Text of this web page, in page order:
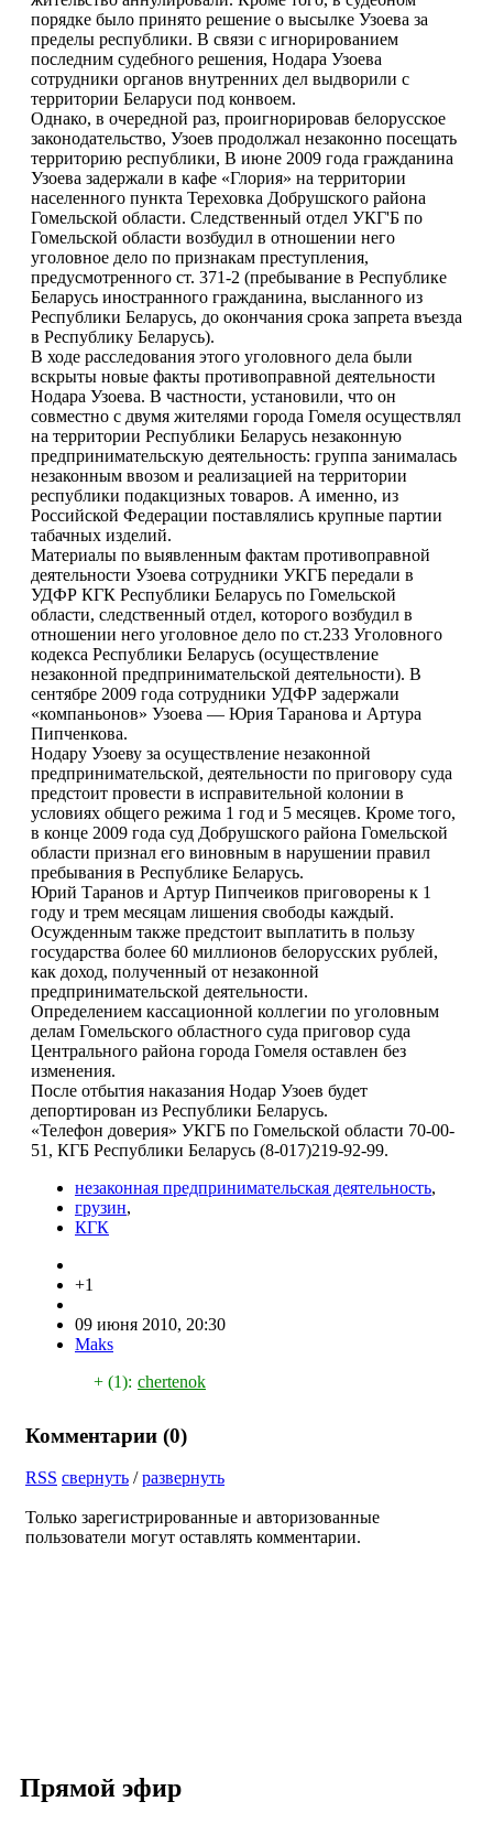
порядке было принято решение о высылке Узоева за
пределы республики. В связи с игнорированием
последним судебного решения, Нодара Узоева
сотрудники органов внутренних дел выдворили с
территории Беларуси под конвоем.
Однако, в очередной раз, проигнорировав белорусское
законодательство, Узоев продолжал незаконно посещать
территорию республики, В июне 2009 года гражданина
Узоева задержали в кафе «Глория» на территории
населенного пункта Тереховка Добрушского района
Гомельской области. Следственный отдел УКГ'Б по
Гомельской области возбудил в отношении него
уголовное дело по признакам преступления,
предусмотренного ст. 371-2 (пребывание в Республике
Беларусь иностранного гражданина, высланного из
Республики Беларусь, до окончания срока запрета въезда
в Республику Беларусь).
В ходе расследования этого уголовного дела были
вскрыты новые факты противоправной деятельности
Нодара Узоева. В частности, установили, что он
совместно с двумя жителями города Гомеля осуществлял
на территории Республики Беларусь незаконную
предпринимательскую деятельность: группа занималась
незаконным ввозом и реализацией на территории
республики подакцизных товаров. А именно, из
Российской Федерации поставлялись крупные партии
табачных изделий.
Материалы по выявленным фактам противоправной
деятельности Узоева сотрудники УКГБ передали в
УДФР КГК Республики Беларусь по Гомельской
области, следственный отдел, которого возбудил в
отношении него уголовное дело по ст.233 Уголовного
кодекса Республики Беларусь (осуществление
незаконной предпринимательской деятельности). В
сентябре 2009 года сотрудники УДФР задержали
«компаньонов» Узоева — Юрия Таранова и Артура
Пипченкова.
Нодару Узоеву за осуществление незаконной
предпринимательской, деятельности по приговору суда
предстоит провести в исправительной колонии в
условиях общего режима 1 год и 5 месяцев. Кроме того,
в конце 2009 года суд Добрушского района Гомельской
области признал его виновным в нарушении правил
пребывания в Республике Беларусь.
Юрий Таранов и Артур Пипчеиков приговорены к 1
году и трем месяцам лишения свободы каждый.
Осужденным также предстоит выплатить в пользу
государства более 60 миллионов белорусских рублей,
как доход, полученный от незаконной
предпринимательской деятельности.
Определением кассационной коллегии по уголовным
делам Гомельского областного суда приговор суда
Центрального района города Гомеля оставлен без
изменения.
После отбытия наказания Нодар Узоев будет
депортирован из Республики Беларусь.
«Телефон доверия» УКГБ по Гомельской области 70-00-
51, КГБ Республики Беларусь (8-017)219-92-99.
незаконная предпринимательская деятельность,
грузин,
КГК
+1
09 июня 2010, 20:30
Maks
+ (1): chertenok
Комментарии (0)
RSS свернуть /развернуть
Только зарегистрированные и авторизованные
пользователи могут оставлять комментарии.
Прямой эфир